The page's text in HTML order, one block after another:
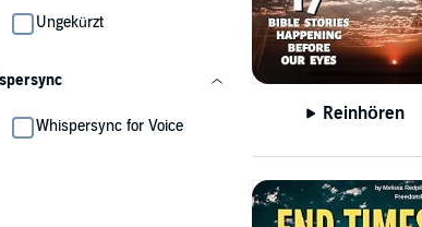
Ungekürzt
Whispersync for Voice
Reinhören